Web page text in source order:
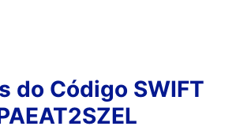
do Código SWIFT